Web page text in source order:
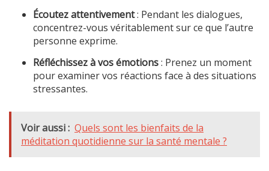
Écoutez attentivement: Pendant les dialogues,
concentrez-vous véritablement sur ce que l’autre
personne exprime.
Réfléchissez à vos émotions: Prenez un moment
pour examiner vos réactions face à des situations
stressantes.
Voir aussi : Quels sont les bienfaits de la
méditation quotidienne sur la santé mentale ?